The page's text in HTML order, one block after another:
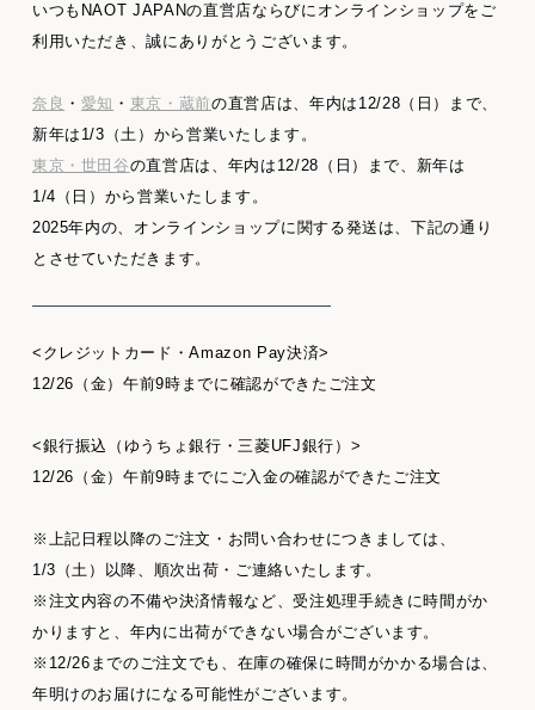
いつもNAOT JAPANの直営店ならびにオンラインショップをご
利用いただき、誠にありがとうございます。
奈良 ・ 愛知 ・ 東京・蔵前の直営店は、年内は12/28（日）まで、
新年は1/3（土）から営業いたします。
東京・世田谷の直営店は、年内は12/28（日）まで、新年は
1/4（日）から営業いたします。
2025年内の、オンラインショップに関する発送は、下記の通り
とさせていただきます。
<クレジットカード・Amazon Pay決済>
12/26（金）午前9時までに確認ができたご注文
<銀行振込（ゆうちょ銀行・三菱UFJ銀行）>
12/26（金）午前9時までにご入金の確認ができたご注文
※上記日程以降のご注文・お問い合わせにつきましては、
1/3（土）以降、順次出荷・ご連絡いたします。
※注文内容の不備や決済情報など、受注処理手続きに時間がか
かりますと、年内に出荷ができない場合がございます。
※12/26までのご注文でも、在庫の確保に時間がかかる場合は、
年明けのお届けになる可能性がございます。